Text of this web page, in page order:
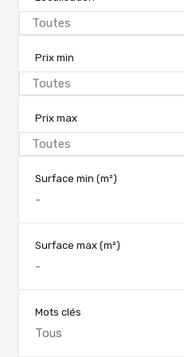
Toutes
Prix min
Toutes
Prix max
Toutes
Surface min (m²)
Surface max (m²)
Mots clés